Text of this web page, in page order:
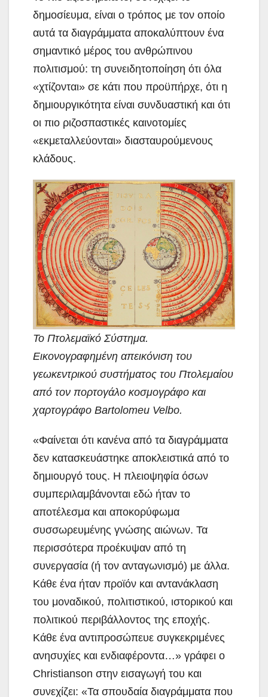
δημοσίευμα, είναι ο τρόπος με τον οποίο
αυτά τα διαγράμματα αποκαλύπτουν ένα
σημαντικό μέρος του ανθρώπινου
πολιτισμού: τη συνειδητοποίηση ότι όλα
«χτίζονται» σε κάτι που προϋπήρχε, ότι η
δημιουργικότητα είναι συνδυαστική και ότι
οι πιο ριζοσπαστικές καινοτομίες
«εκμεταλλεύονται» διασταυρούμενους
κλάδους.
Το Πτολεμαϊκό Σύστημα.
Εικονογραφημένη απεικόνιση του
γεωκεντρικού συστήματος του Πτολεμαίου
από τον πορτογάλο κοσμογράφο και
χαρτογράφο Bartolomeu Velbo.
«Φαίνεται ότι κανένα από τα διαγράμματα
δεν κατασκευάστηκε αποκλειστικά από το
δημιουργό τους. Η πλειοψηφία όσων
συμπεριλαμβάνονται εδώ ήταν το
αποτέλεσμα και αποκορύφωμα
συσσωρευμένης γνώσης αιώνων. Τα
περισσότερα προέκυψαν από τη
συνεργασία (ή τον ανταγωνισμό) με άλλα.
Κάθε ένα ήταν προϊόν και αντανάκλαση
του μοναδικού, πολιτιστικού, ιστορικού και
πολιτικού περιβάλλοντος της εποχής.
Κάθε ένα αντιπροσώπευε συγκεκριμένες
ανησυχίες και ενδιαφέροντα…» γράφει ο
Christianson στην εισαγωγή του και
συνεχίζει: «Τα σπουδαία διαγράμματα που